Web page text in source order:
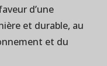
d’une
et durable, au
et du